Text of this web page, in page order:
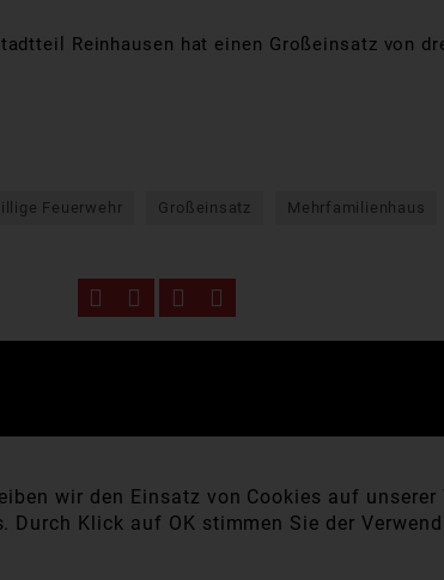
Reinhausen hat einen Großeinsatz von
Feuerwehr Großeinsatz Mehrfamilienhaus
wir den Einsatz von Cookies auf
Durch Klick auf OK stimmen Sie der